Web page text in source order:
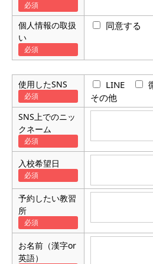
個人情報の取扱
い
同意する
使用したSNS LINE
その他
SNS上でのニッ
クネーム
入校希望日
予約したい教習
所
お名前（漢字or
英語）